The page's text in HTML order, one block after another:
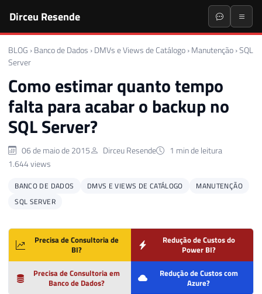
Dirceu Resende
BLOG › Banco de Dados › DMVs e Views de Catálogo › Manutenção ›SQL
Server
Como estimar quanto tempo
falta para acabar o backup no
SQL Server?
06 de maio de 2015 Dirceu Resende
1 min de leitura
1.644 views
BANCO DE DADOS DMVS E VIEWS DE CATÁLOGO
MANUTENÇÃO
SQL SERVER
Precisa de Consultoria de
BI?
Redução de Custos do
Power BI?
Precisa de Consultoria em
Banco de Dados?
Redução de Custos com
Azure?